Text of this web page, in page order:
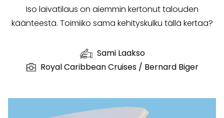
Iso laivatilaus on aiemmin kertonut talouden
käänteestä. Toimiiko sama kehityskulku tällä kertaa?
Sami Laakso
Royal Caribbean Cruises / Bernard Biger